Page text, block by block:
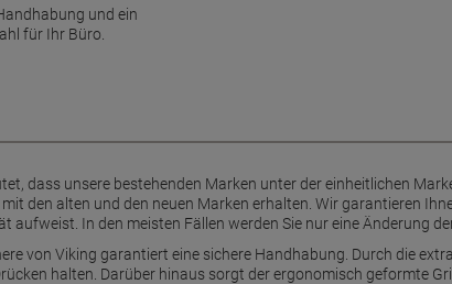
und ein
für Ihr Büro.
dass unsere bestehenden Marken unter der einheitlichen
den alten und den neuen Marken erhalten. Wir garantieren
aufweist. In den meisten Fällen werden Sie nur eine Änderung
von Viking garantiert eine sichere Handhabung. Durch die
halten. Darüber hinaus sorgt der ergonomisch geformte